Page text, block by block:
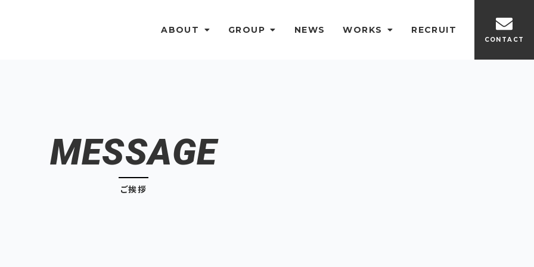
ABOUT GROUP NEWS WORKS RECRUIT
CONTACT
MESSAGE
ご挨拶